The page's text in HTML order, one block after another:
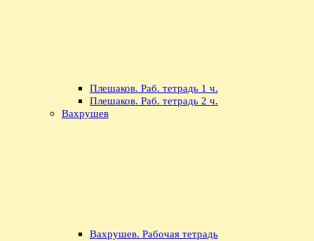
Плешаков. Раб. тетрадь 1 ч.
Плешаков. Раб. тетрадь 2 ч.
Вахрушев
Вахрушев. Рабочая тетрадь